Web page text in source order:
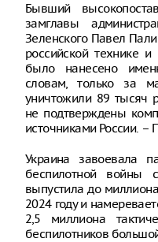
Бывший
замглавы
Зеленского Павел
российской технике
было нанесено
словам, только за
уничтожили 89 тысяч
не подтверждены
источниками России.
Украина завоевала
беспилотной войны
выпустила до
2024 году и
2,5 миллиона
беспилотников